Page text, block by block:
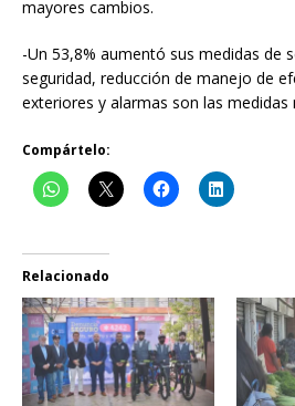
mayores cambios.
-Un 53,8% aumentó sus medidas de
seguridad, reducción de manejo de
exteriores y alarmas son las medidas
Compártelo:
Relacionado